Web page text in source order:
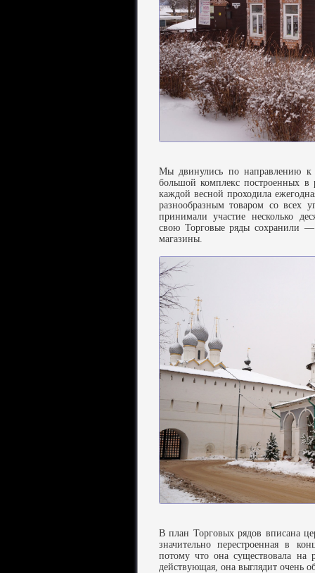
Мы двинулись по направлению
большой комплекс построенных
каждой весной проходила
разнообразным товаром со всех
принимали участие несколько
свою Торговые ряды сохранили —
магазины.
В план Торговых рядов вписана
значительно перестроенная в
потому что она существовала на
действующая, она выглядит очень